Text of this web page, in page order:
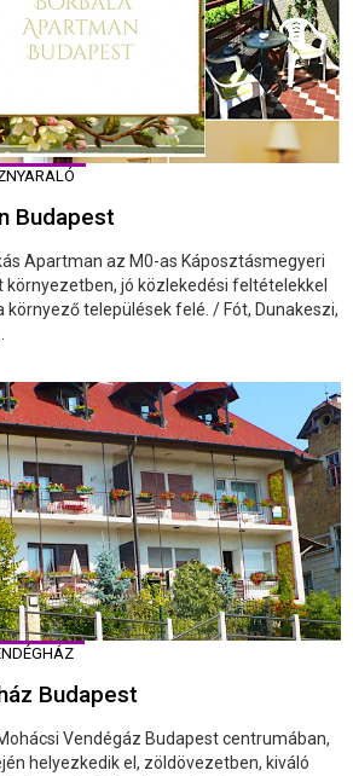
Budapest
Apartman az M0-as Káposztásmegyeri
környezetben, jó közlekedési feltételekkel
környező települések felé. / Fót, Dunakeszi,
Budapest
Vendégáz Budapest centrumában,
helyezkedik el, zöldövezetben, kiváló